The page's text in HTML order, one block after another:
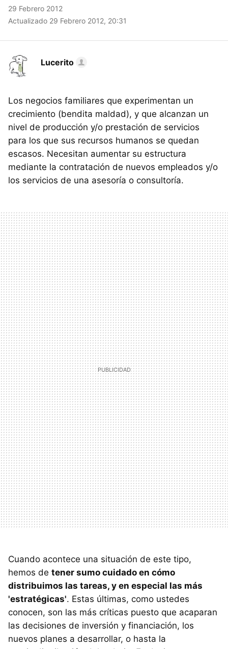
29 Febrero 2012
Actualizado 29 Febrero 2012, 20:31
Lucerito
Los negocios familiares que experimentan un
crecimiento (bendita maldad), y que alcanzan un
nivel de producción y/o prestación de servicios
para los que sus recursos humanos se quedan
escasos. Necesitan aumentar su estructura
mediante la contratación de nuevos empleados y/o
los servicios de una asesoría o consultoría.
Cuando acontece una situación de este tipo,
hemos de tener sumo cuidado en cómo
distribuimos las tareas, y en especial las más
'estratégicas'. Estas últimas, como ustedes
conocen, son las más críticas puesto que acaparan
las decisiones de inversión y financiación, los
nuevos planes a desarrollar, o hasta la